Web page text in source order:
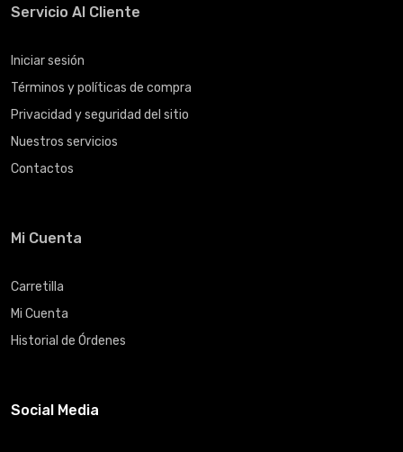
Servicio Al Cliente
Iniciar sesión
Términos y políticas de compra
Privacidad y seguridad del sitio
Nuestros servicios
Contactos
Mi Cuenta
Carretilla
Mi Cuenta
Historial de Órdenes
Social Media